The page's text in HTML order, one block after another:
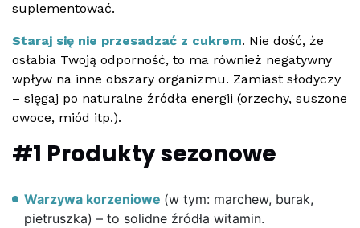
suplementować.
Staraj się nie przesadzać z cukrem. Nie dość, że
osłabia Twoją odporność, to ma również negatywny
wpływ na inne obszary organizmu. Zamiast słodyczy
– sięgaj po naturalne źródła energii (orzechy, suszone
owoce, miód itp.).
#1 Produkty sezonowe
Warzywa korzeniowe (w tym: marchew, burak,
pietruszka) – to solidne źródła witamin.